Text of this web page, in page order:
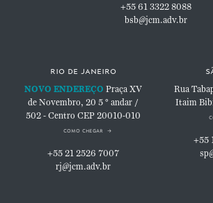
+55 61 3322 8088
bsb@jcm.adv.br
rio de janeiro
NOVO ENDEREÇO Praça XV
de Novembro, 20 5 ° andar /
502 - Centro CEP 20010-010
como chegar
+55 21 2526 7007
rj@jcm.adv.br
Rua
Itaim
+55